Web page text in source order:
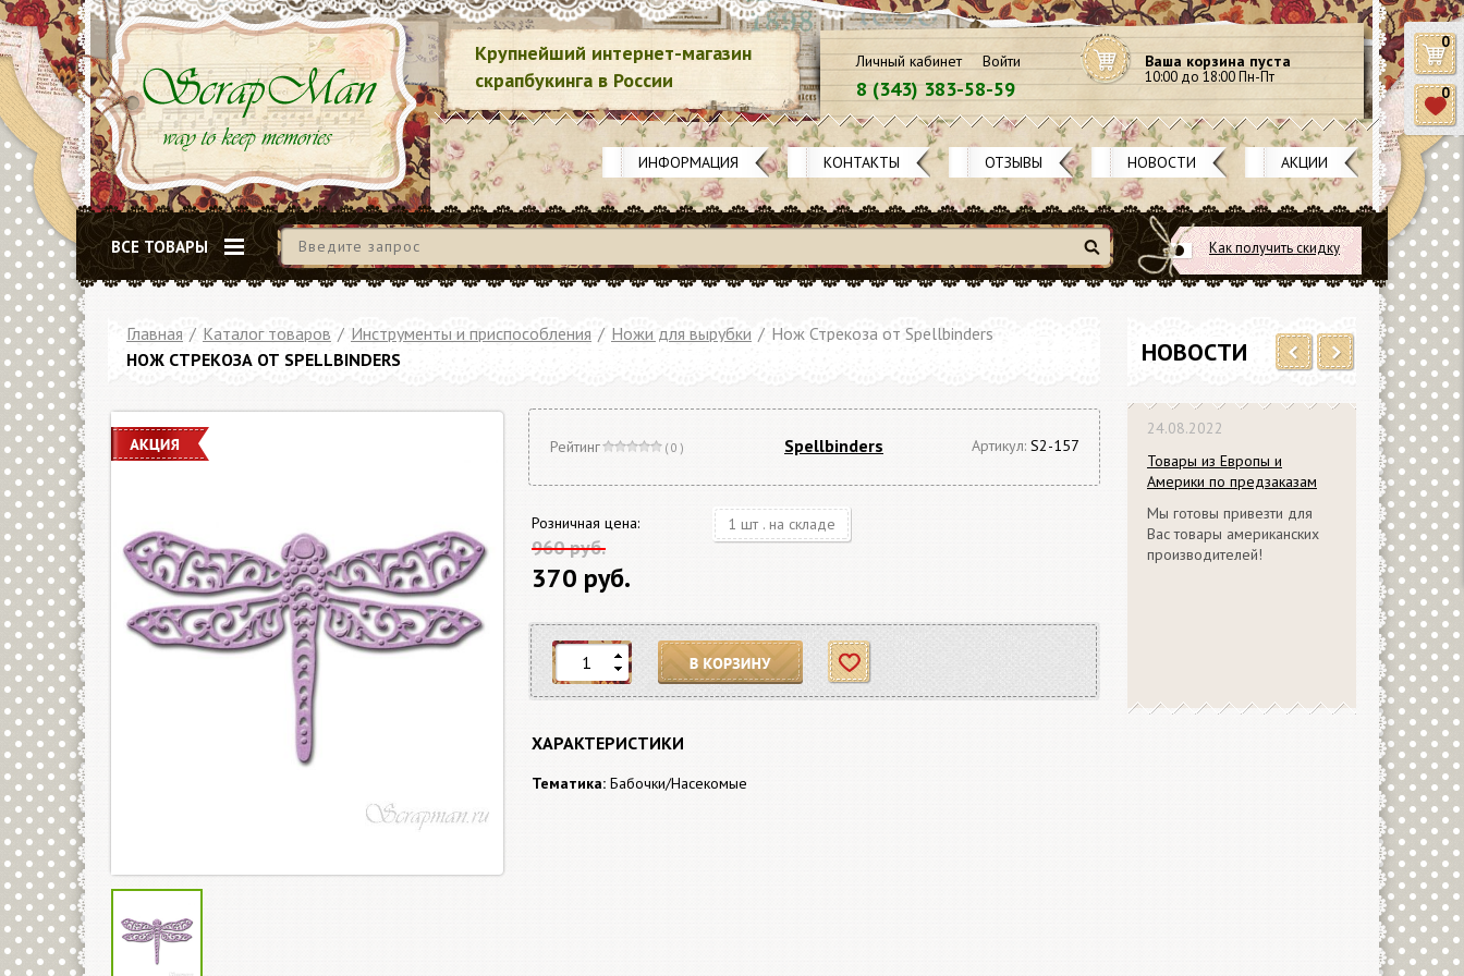
Ваша корзина пуста
10:00 до 18:00 Пн-Пт
Личный кабинет Войти
8 (343) 383-58-59
Крупнейший интернет-магазин
скрапбукинга в России
ИНФОРМАЦИЯ КОНТАКТЫ ОТЗЫВЫ НОВОСТИ АКЦИИ
Как получить скидку
Найти
ВСЕ ТОВАРЫ
НОВОСТИ
24.08.2022
Товары из Европы и
Америки по предзаказам
Мы готовы привезти для
Вас товары американских
производителей!
Главная / Каталог товаров / Инструменты и приспособления / Ножи для вырубки / Нож Стрекоза от Spellbinders
НОЖ СТРЕКОЗА ОТ SPELLBINDERS
Spellbinders
Рейтинг ( 0 ) Артикул: S2-157
Розничная цена:
960 руб.
370 руб.
1 шт . на складе
В корзину Отложить
ХАРАКТЕРИСТИКИ
Тематика: Бабочки/Насекомые
0
0